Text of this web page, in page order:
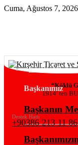
Cuma, Ağustos 7, 2026
“Köklü
1914’ ten
Destek Hattı
+90386 213 11 86
KURUMSAL
Başkanımız
Başkanın